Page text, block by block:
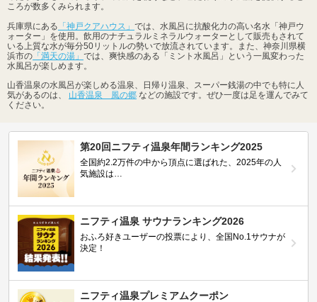
ころが数多くみられます。
兵庫県にある 「神戸クアハウス」 では、水風呂に抗酸化力の高い名水「神戸ウ
ォーター」を使用。飲用のナチュラルミネラルウォーターとして販売もされて
いる上質な水が毎分50リットルの勢いで放流されています。また、神奈川県横
浜市の 「満天の湯」 では、爽快感のある「ミント水風呂」という一風変わった
水風呂が楽しめます。
山香温泉の水風呂が楽しめる温泉、日帰り温泉、スーパー銭湯の中でも特に人
気があるのは、 山香温泉 風の郷 などの施設です。ぜひ一度は足を運んでみて
ください。
第20回ニフティ温泉年間ランキング2025
全国約2.2万件の中から頂点に選ばれた、2025年の人
気施設は…
ニフティ温泉 サウナランキング2026
おふろ好きユーザーの投票により、全国No.1サウナが
決定！
ニフティ温泉プレミアムクーポン